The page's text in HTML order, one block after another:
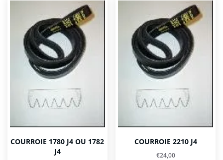
COURROIE 1780 J4 OU 1782
J4
COURROIE 2210 J4
€24,00